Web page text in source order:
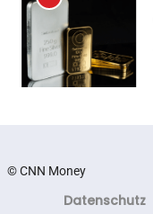
© CNN Money
Datenschutz